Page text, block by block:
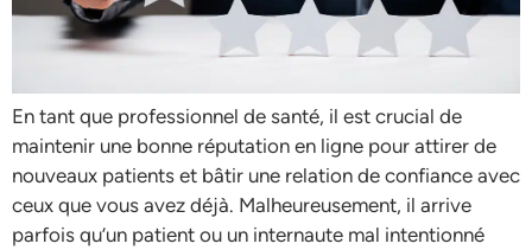
En tant que professionnel de santé, il est crucial de
maintenir une bonne réputation en ligne pour attirer de
nouveaux patients et bâtir une relation de confiance avec
ceux que vous avez déjà. Malheureusement, il arrive
parfois qu’un patient ou un internaute mal intentionné